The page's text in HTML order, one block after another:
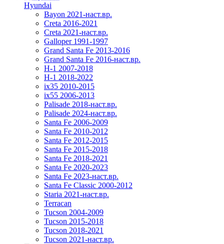
Hyundai
Bayon 2021-наст.вр.
Creta 2016-2021
Creta 2021-наст.вр.
Galloper 1991-1997
Grand Santa Fe 2013-2016
Grand Santa Fe 2016-наст.вр.
H-1 2007-2018
H-1 2018-2022
ix35 2010-2015
ix55 2006-2013
Palisade 2018-наст.вр.
Palisade 2024-наст.вр.
Santa Fe 2006-2009
Santa Fe 2010-2012
Santa Fe 2012-2015
Santa Fe 2015-2018
Santa Fe 2018-2021
Santa Fe 2020-2023
Santa Fe 2023-наст.вр.
Santa Fe Classic 2000-2012
Staria 2021-наст.вр.
Terracan
Tucson 2004-2009
Tucson 2015-2018
Tucson 2018-2021
Tucson 2021-наст.вр.